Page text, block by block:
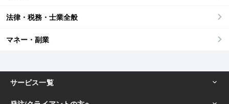
法律・税務・士業全般
マネー・副業